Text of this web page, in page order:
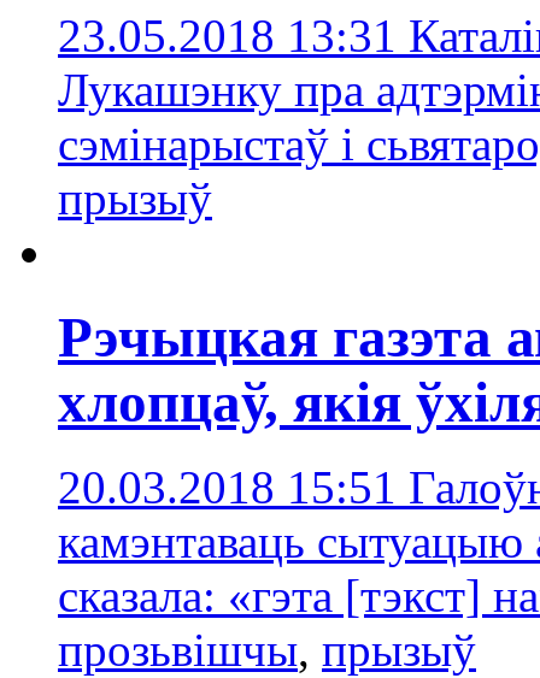
23.05.2018 13:31
Лукашэнку пра
сэмінарыстаў і
прызыў
Рэчыцкая газэта
хлопцаў, якія
20.03.2018 15:51
камэнтаваць сытуацыю
сказала: «гэта [тэкст]
прозьвішчы, прызыў